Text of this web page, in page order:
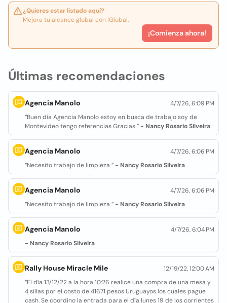
¿Quieres estar listado aquí?
Mejora tu alcance global con iGlobal.
¡Comienza ahora!
Últimas recomendaciones
Agencia Manolo
4/7/26, 6:09 PM
“Buen día Agencia Manolo estoy en busca de trabajo soy de
Montevideo tengo referencias Gracias ” - Nancy Rosario Silveira
Agencia Manolo
4/7/26, 6:06 PM
“Necesito trabajo de limpieza ” - Nancy Rosario Silveira
Agencia Manolo
4/7/26, 6:06 PM
“Necesito trabajo de limpieza ” - Nancy Rosario Silveira
Agencia Manolo
4/7/26, 6:04 PM
- Nancy Rosario Silveira
Rally House Miracle Mile
12/19/22, 12:00 AM
“El día 13/12/22 a la hora 10:26 realice una compra de una mesa y
4 sillas por el costo de 41671 pesos Uruguayos los cuales pague
cash. Se coordino la entrada para el día lunes 19 de los corrientes